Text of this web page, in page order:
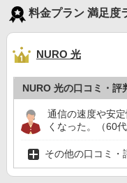
料金プラン 満足度
NURO 光
NURO 光の口コミ・評
通信の速度や安
くなった。（60
その他の口コミ・